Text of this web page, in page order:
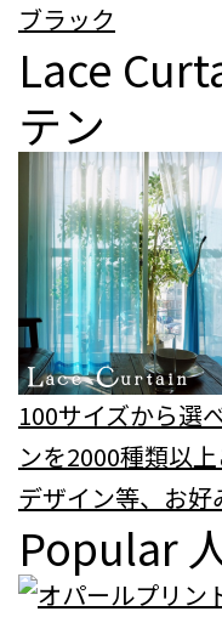
ブラック
Lace
テン
100サイズから選
ンを2000種類以
デザイン等、お好
Popular